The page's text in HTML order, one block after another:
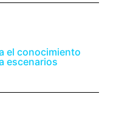
el conocimiento
escenarios